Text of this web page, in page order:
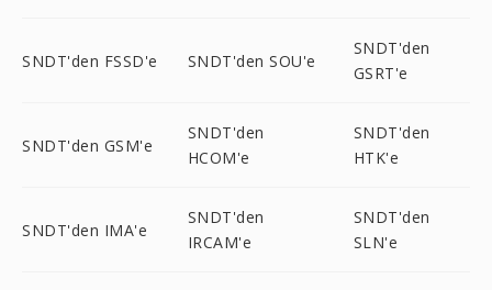
SNDT'den FSSD'e SNDT'den SOU'e
SNDT'den
GSRT'e
SNDT'den GSM'e
SNDT'den
HCOM'e
SNDT'den
HTK'e
SNDT'den IMA'e
SNDT'den
IRCAM'e
SNDT'den
SLN'e